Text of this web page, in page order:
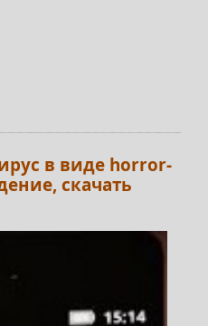
в виде horror-
скачать